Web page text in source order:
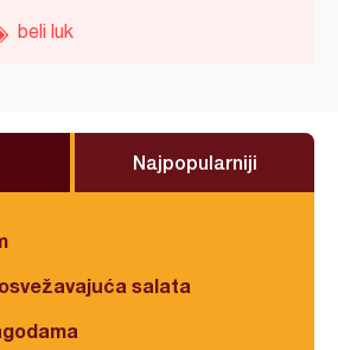
beli luk
Najpopularniji
salata